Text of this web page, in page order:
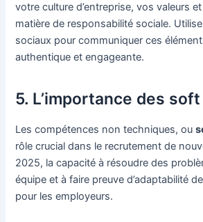
votre culture d’entreprise, vos valeurs
matière de responsabilité sociale.
sociaux pour communiquer ces
authentique et engageante.
5. L’importance des
Les compétences non techniques, ou
rôle crucial dans le recrutement de
2025, la capacité à résoudre des
équipe et à faire preuve d’adaptabilité
pour les employeurs.